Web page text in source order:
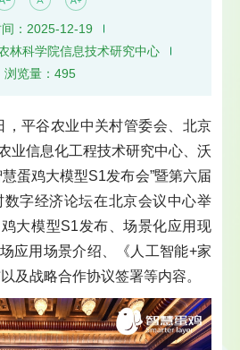
：2025-12-19
林科学院信息技术研究中心
浏览量： 495
，平谷农业中关村管委会、北京
业信息化工程技术研究中心、沃
蛋鸡大模型S1发布会”暨第六届
数字经济论坛在北京会议中心举
大模型S1发布、场景化应用现
应用场景介绍、《人工智能+家
及战略合作协议签署等内容。